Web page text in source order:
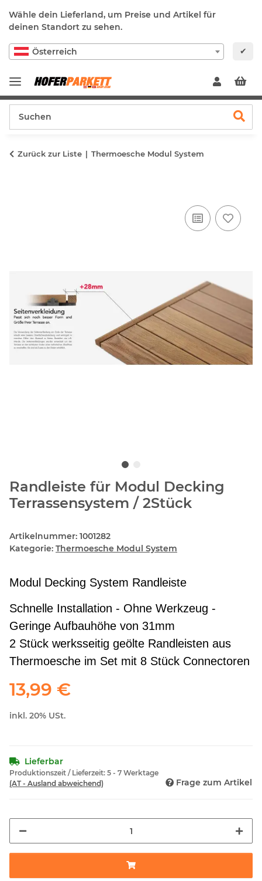
Wähle dein Lieferland, um Preise und Artikel für
deinen Standort zu sehen.
Österreich ✔
Zurück zur Liste Thermoesche Modul System
Randleiste für Modul Decking
Terrassensystem / 2Stück
Artikelnummer: 1001282
Kategorie: Thermoesche Modul System
Modul Decking System Randleiste
Schnelle Installation - Ohne Werkzeug -
Geringe Aufbauhöhe von 31mm
2 Stück werksseitig geölte Randleisten aus
Thermoesche im Set mit 8 Stück Connectoren
13,99 €
inkl. 20% USt.
Lieferbar
Produktionszeit / Lieferzeit: 5 - 7 Werktage
(AT - Ausland abweichend)
Frage zum Artikel